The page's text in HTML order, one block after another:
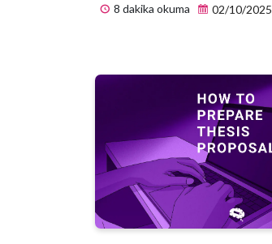
8 dakika okuma
02/10/2025